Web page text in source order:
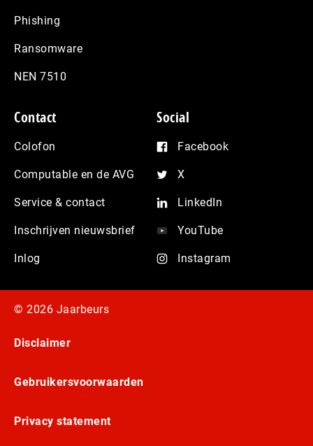
Phishing
Ransomware
NEN 7510
Contact
Colofon
Computable en de AVG
Service & contact
Inschrijven nieuwsbrief
Inlog
Social
Facebook
X
LinkedIn
YouTube
Instagram
© 2026 Jaarbeurs
Disclaimer
Gebruikersvoorwaarden
Privacy statement